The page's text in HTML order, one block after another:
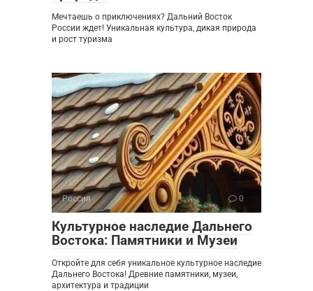
Мечтаешь о приключениях? Дальний Восток
России ждет! Уникальная культура, дикая природа
и рост туризма
Россия 0
Культурное наследие Дальнего
Востока: Памятники и Музеи
Откройте для себя уникальное культурное наследие
Дальнего Востока! Древние памятники, музеи,
архитектура и традиции